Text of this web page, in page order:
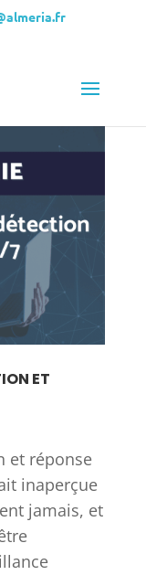
ET
et réponse
inaperçue
jamais, et